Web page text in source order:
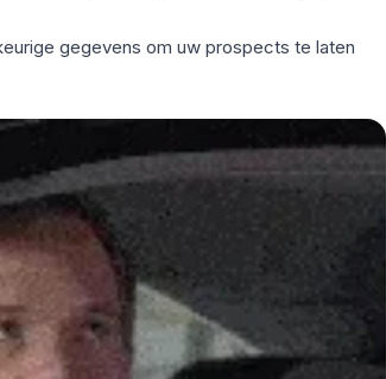
gegevens om uw prospects te laten